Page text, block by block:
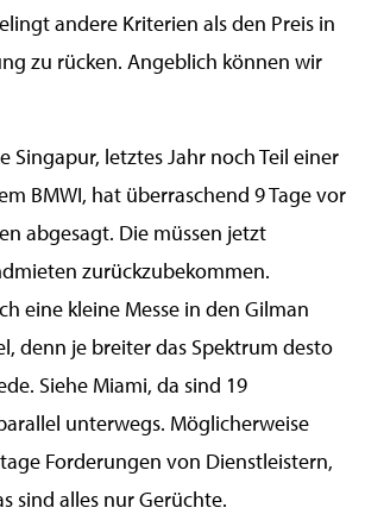
andere Kriterien als den Preis in
zu rücken. Angeblich können wir
Singapur, letztes Jahr noch Teil einer
BMWI, hat überraschend 9 Tage vor
abgesagt. Die müssen jetzt
zurückzubekommen.
eine kleine Messe in den Gilman
denn je breiter das Spektrum desto
Siehe Miami, da sind 19
unterwegs. Möglicherweise
Forderungen von Dienstleistern,
sind alles nur Gerüchte.